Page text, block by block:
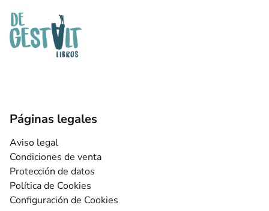
Páginas legales
Aviso legal
Condiciones de venta
Protección de datos
Política de Cookies
Configuración de Cookies